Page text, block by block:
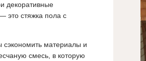
декоративные
это стяжка пола с
сэкономить материалы и
смесь, в которую